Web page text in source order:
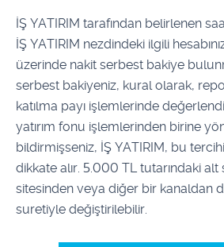
İŞ YATIRIM tarafından belirlenen
İŞ YATIRIM nezdindeki ilgili
üzerinde nakit serbest bakiye
serbest bakiyeniz, kural olarak,
katılma payı işlemlerinde
yatırım fonu işlemlerinden birine
bildirmişseniz, İŞ YATIRIM, bu
dikkate alır. 5.000 TL tutarındaki alt
sitesinden veya diğer bir kanaldan
suretiyle değiştirilebilir.